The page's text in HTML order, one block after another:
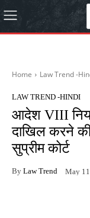
Home Law Trend -
LAW TREND -HINDI
आदेश VIII
दाखिल करने
सुप्रीम कोर्ट
By Law Trend May